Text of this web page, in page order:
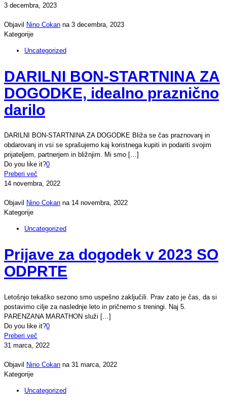
3 decembra, 2023
Objavil Nino Cokan na 3 decembra, 2023
Kategorije
Uncategorized
DARILNI BON-STARTNINA ZA
DOGODKE, idealno praznično
darilo
DARILNI BON-STARTNINA ZA DOGODKE Bliža se čas praznovanj in
obdarovanj in vsi se sprašujemo kaj koristnega kupiti in podariti svojim
prijateljem, partnerjem in bližnjim. Mi smo […]
Do you like it?0
Preberi več
14 novembra, 2022
Objavil Nino Cokan na 14 novembra, 2022
Kategorije
Uncategorized
Prijave za dogodek v 2023 SO
ODPRTE
Letošnjo tekaško sezono smo uspešno zaključili. Prav zato je čas, da si
postavimo cilje za naslednje leto in pričnemo s treningi. Naj 5.
PARENZANA MARATHON služi […]
Do you like it?0
Preberi več
31 marca, 2022
Objavil Nino Cokan na 31 marca, 2022
Kategorije
Uncategorized